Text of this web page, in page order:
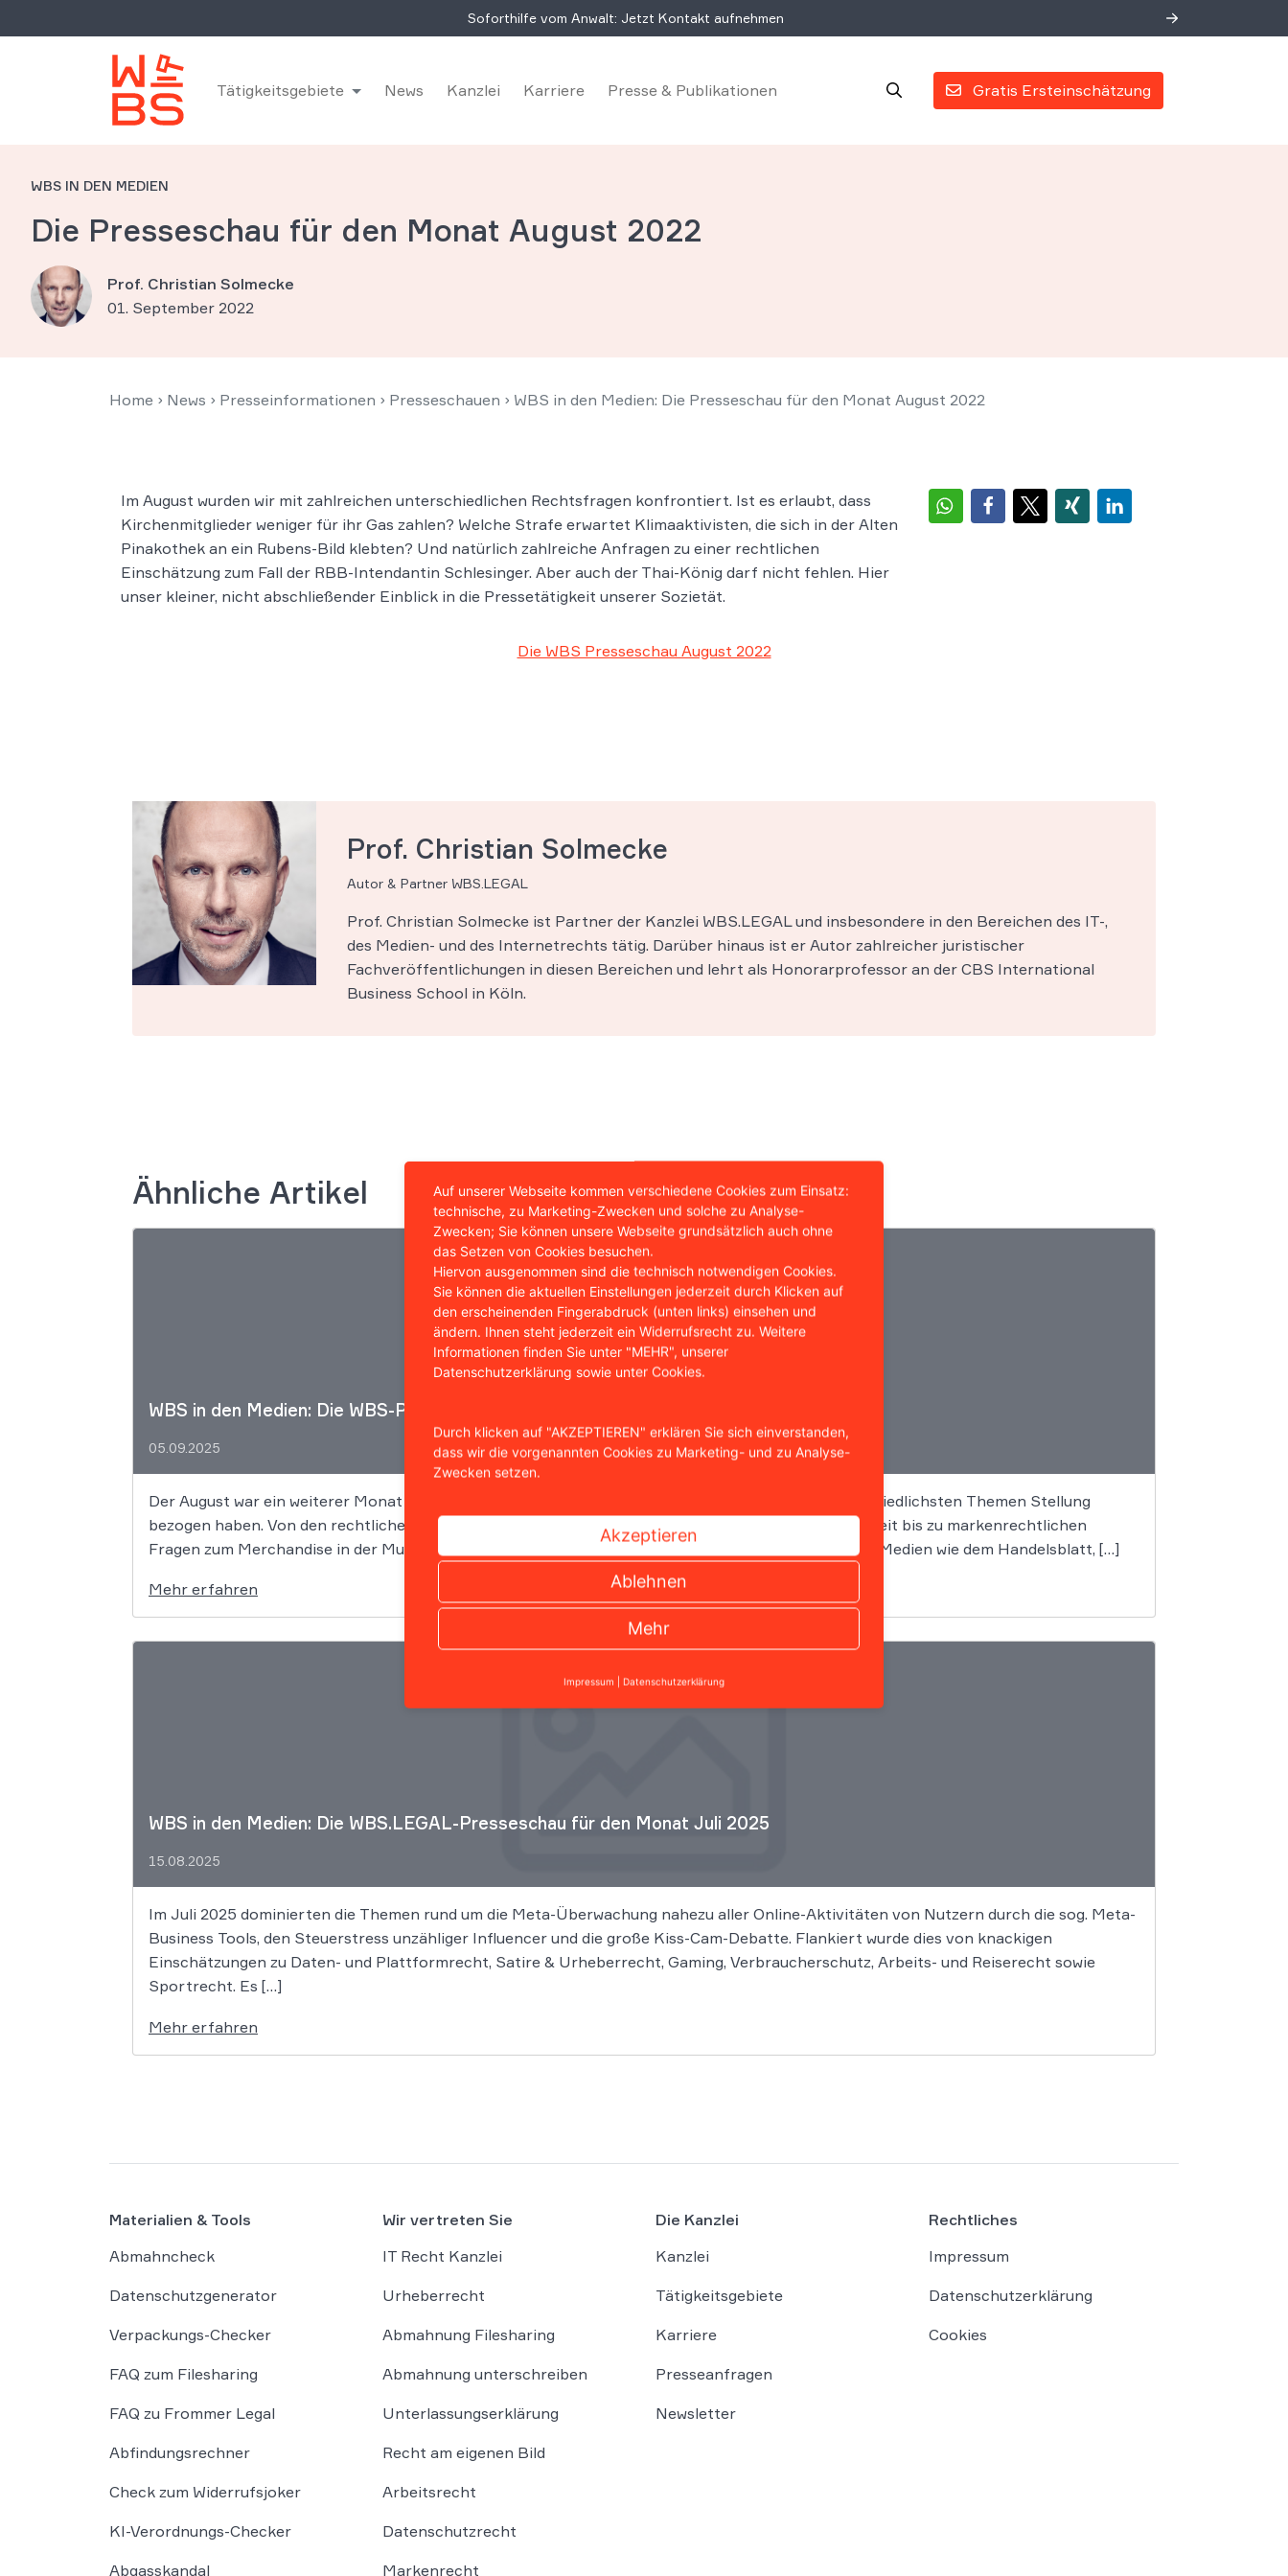
Soforthilfe vom Anwalt: Jetzt Kontakt aufnehmen
Gratis Ersteinschätzung
Tätigkeitsgebiete News Kanzlei Karriere Presse & Publikationen
WBS IN DEN MEDIEN
Die Presseschau für den Monat August 2022
Prof. Christian Solmecke
01. September 2022
Home › News › Presseinformationen › Presseschauen › WBS in den Medien: Die Presseschau für den Monat August 2022
Im August wurden wir mit zahlreichen unterschiedlichen Rechtsfragen konfrontiert. Ist es erlaubt, dass
Kirchenmitglieder weniger für ihr Gas zahlen? Welche Strafe erwartet Klimaaktivisten, die sich in der Alten
Pinakothek an ein Rubens-Bild klebten? Und natürlich zahlreiche Anfragen zu einer rechtlichen
Einschätzung zum Fall der RBB-Intendantin Schlesinger. Aber auch der Thai-König darf nicht fehlen. Hier
unser kleiner, nicht abschließender Einblick in die Pressetätigkeit unserer Sozietät.
Die WBS Presseschau August 2022
Prof. Christian Solmecke
Autor & Partner WBS.LEGAL
Prof. Christian Solmecke ist Partner der Kanzlei WBS.LEGAL und insbesondere in den Bereichen des IT-,
des Medien- und des Internetrechts tätig. Darüber hinaus ist er Autor zahlreicher juristischer
Fachveröffentlichungen in diesen Bereichen und lehrt als Honorarprofessor an der CBS International
Business School in Köln.
Ähnliche Artikel
WBS in den Medien: Die WBS-Presseschau für den Monat August 2025
05.09.2025
Der August war ein weiterer Monat voller spannender Medienauftritte, bei denen wir zu den unterschiedlichsten Themen Stellung
bezogen haben. Von den rechtlichen Fallstricken bei Dating-Portalen über den bekannten Spezi-Streit bis zu markenrechtlichen
Fragen zum Merchandise in der Musikbranche – unser rechtliches Fachwissen war in renommierten Medien wie dem Handelsblatt, […]
Mehr erfahren
WBS in den Medien: Die WBS.LEGAL-Presseschau für den Monat Juli 2025
15.08.2025
Im Juli 2025 dominierten die Themen rund um die Meta-Überwachung nahezu aller Online-Aktivitäten von Nutzern durch die sog. Meta-
Business Tools, den Steuerstress unzähliger Influencer und die große Kiss-Cam-Debatte. Flankiert wurde dies von knackigen
Einschätzungen zu Daten- und Plattformrecht, Satire & Urheberrecht, Gaming, Verbraucherschutz, Arbeits- und Reiserecht sowie
Sportrecht. Es […]
Mehr erfahren
Materialien & Tools
Abmahncheck
Datenschutzgenerator
Verpackungs-Checker
FAQ zum Filesharing
FAQ zu Frommer Legal
Abfindungsrechner
Check zum Widerrufsjoker
KI-Verordnungs-Checker
Abgasskandal
Wir vertreten Sie
IT Recht Kanzlei
Urheberrecht
Abmahnung Filesharing
Abmahnung unterschreiben
Unterlassungserklärung
Recht am eigenen Bild
Arbeitsrecht
Datenschutzrecht
Markenrecht
Die Kanzlei
Kanzlei
Tätigkeitsgebiete
Karriere
Presseanfragen
Newsletter
Rechtliches
Impressum
Datenschutzerklärung
Cookies
Auf unserer Webseite kommen verschiedene Cookies zum Einsatz:
technische, zu Marketing-Zwecken und solche zu Analyse-
Zwecken; Sie können unsere Webseite grundsätzlich auch ohne
das Setzen von Cookies besuchen.
Hiervon ausgenommen sind die technisch notwendigen Cookies.
Sie können die aktuellen Einstellungen jederzeit durch Klicken auf
den erscheinenden Fingerabdruck (unten links) einsehen und
ändern. Ihnen steht jederzeit ein Widerrufsrecht zu. Weitere
Informationen finden Sie unter "MEHR", unserer
Datenschutzerklärung sowie unter Cookies.
Durch klicken auf "AKZEPTIEREN" erklären Sie sich einverstanden,
dass wir die vorgenannten Cookies zu Marketing- und zu Analyse-
Zwecken setzen.
Akzeptieren
Ablehnen
Mehr
Impressum | Datenschutzerklärung